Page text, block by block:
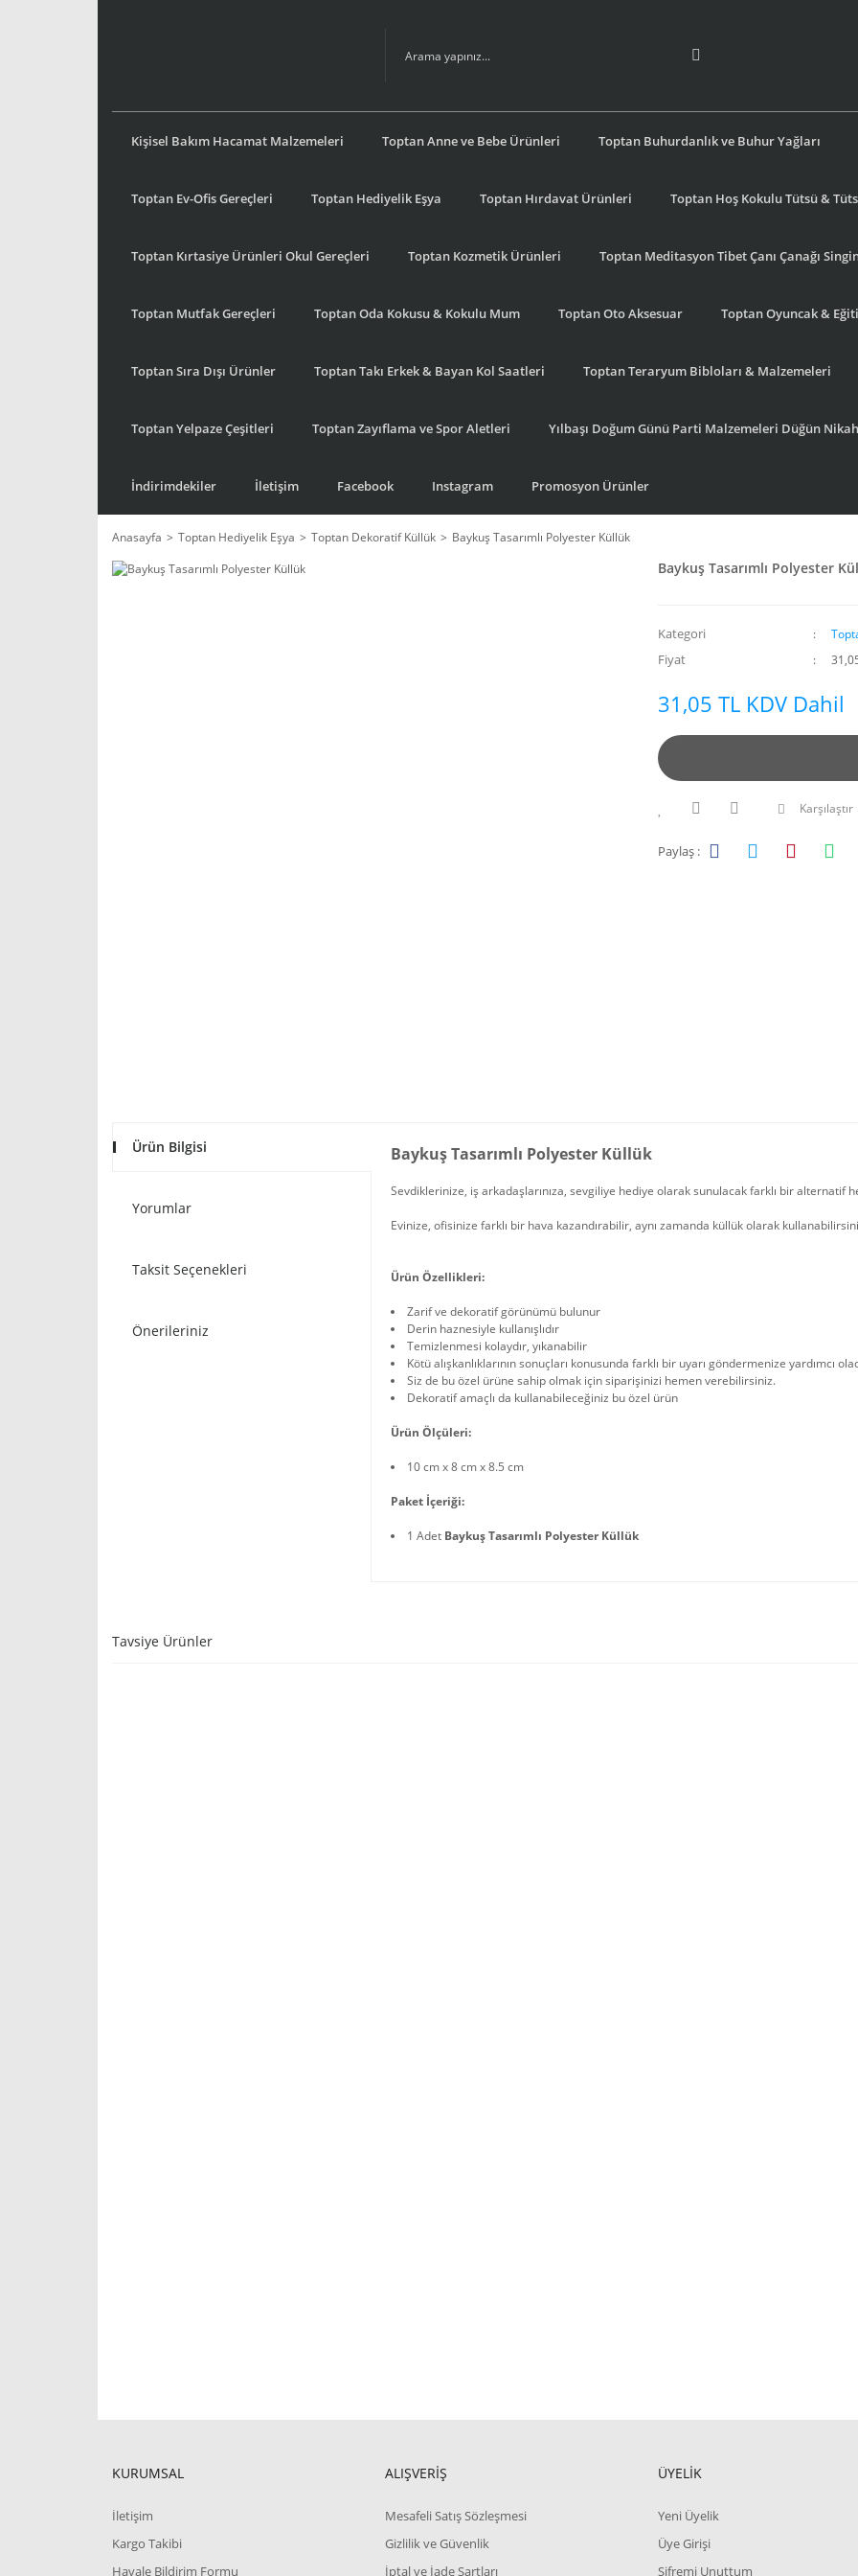
Kişisel Bakım Hacamat Malzemeleri Toptan Anne ve Bebe Ürünleri Toptan Buhurdanlık ve Buhur Yağları
Toptan Ev-Ofis Gereçleri Toptan Hediyelik Eşya Toptan Hırdavat Ürünleri Toptan Hoş Kokulu Tütsü &
Toptan Kırtasiye Ürünleri Okul Gereçleri Toptan Kozmetik Ürünleri Toptan Meditasyon Tibet Çanı Çanağı
Toptan Mutfak Gereçleri Toptan Oda Kokusu & Kokulu Mum Toptan Oto Aksesuar Toptan Oyuncak &
Toptan Sıra Dışı Ürünler Toptan Takı Erkek & Bayan Kol Saatleri Toptan Teraryum Bibloları & Malzemeleri
Toptan Yelpaze Çeşitleri Toptan Zayıflama ve Spor Aletleri Yılbaşı Doğum Günü Parti Malzemeleri Düğün
İndirimdekiler İletişim Facebook Instagram Promosyon Ürünler
Anasayfa Toptan Hediyelik Eşya Toptan Dekoratif Küllük Baykuş Tasarımlı Polyester Küllük
Baykuş Tasarımlı Polyester
Kategori
Fiyat
31,05 TL KDV Dahil
Karşılaştır
Paylaş :
Ürün Bilgisi
Yorumlar
Taksit Seçenekleri
Önerileriniz
Baykuş Tasarımlı Polyester Küllük
Sevdiklerinize, iş arkadaşlarınıza, sevgiliye hediye olarak sunulacak farklı bir alternatif
Evinize, ofisinize farklı bir hava kazandırabilir, aynı zamanda küllük olarak
Ürün Özellikleri:
Zarif ve dekoratif görünümü bulunur
Derin haznesiyle kullanışlıdır
Temizlenmesi kolaydır, yıkanabilir
Kötü alışkanlıklarının sonuçları konusunda farklı bir uyarı göndermenize yardımcı
Siz de bu özel ürüne sahip olmak için siparişinizi hemen verebilirsiniz.
Dekoratif amaçlı da kullanabileceğiniz bu özel ürün
Ürün Ölçüleri:
10 cm x 8 cm x 8.5 cm
Paket İçeriği:
1 Adet Baykuş Tasarımlı Polyester Küllük
Tavsiye Ürünler
KURUMSAL
İletişim
Kargo Takibi
Havale Bildirim Formu
ALIŞVERİŞ
Mesafeli Satış Sözleşmesi
Gizlilik ve Güvenlik
İptal ve İade Şartları
ÜYELİK
Yeni Üyelik
Üye Girişi
Şifremi Unuttum